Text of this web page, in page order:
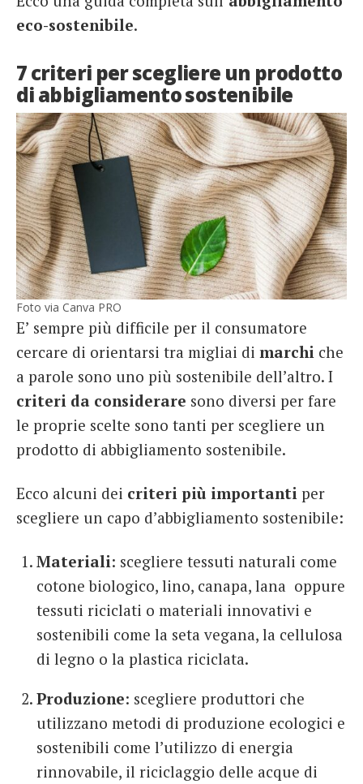
eco-sostenibile.
7 criteri per scegliere un prodotto
di abbigliamento sostenibile
Foto via Canva PRO
E’ sempre più difficile per il consumatore
cercare di orientarsi tra migliai di marchi che
a parole sono uno più sostenibile dell’altro. I
criteri da considerare sono diversi per fare
le proprie scelte sono tanti per scegliere un
prodotto di abbigliamento sostenibile.
Ecco alcuni dei criteri più importanti per
scegliere un capo d’abbigliamento sostenibile:
Materiali: scegliere tessuti naturali come
cotone biologico, lino, canapa, lana oppure
tessuti riciclati o materiali innovativi e
sostenibili come la seta vegana, la cellulosa
di legno o la plastica riciclata.
Produzione: scegliere produttori che
utilizzano metodi di produzione ecologici e
sostenibili come l’utilizzo di energia
rinnovabile, il riciclaggio delle acque di